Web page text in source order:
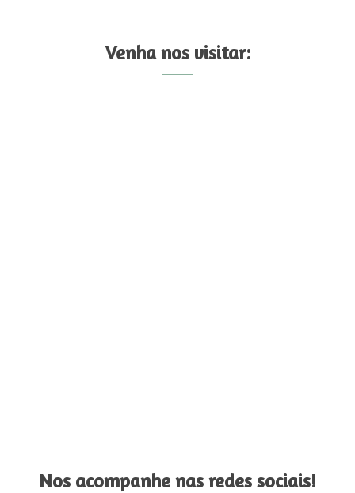
Venha nos visitar:
Nos acompanhe nas redes sociais!